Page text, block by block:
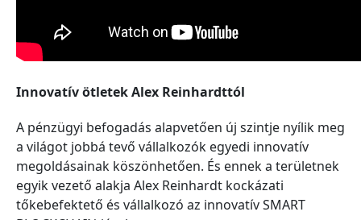
Innovatív ötletek Alex Reinhardttól
A pénzügyi befogadás alapvetően új szintje nyílik meg
a világot jobbá tevő vállalkozók egyedi innovatív
megoldásainak köszönhetően. És ennek a területnek
egyik vezető alakja Alex Reinhardt kockázati
tőkebefektető és vállalkozó az innovatív SMART